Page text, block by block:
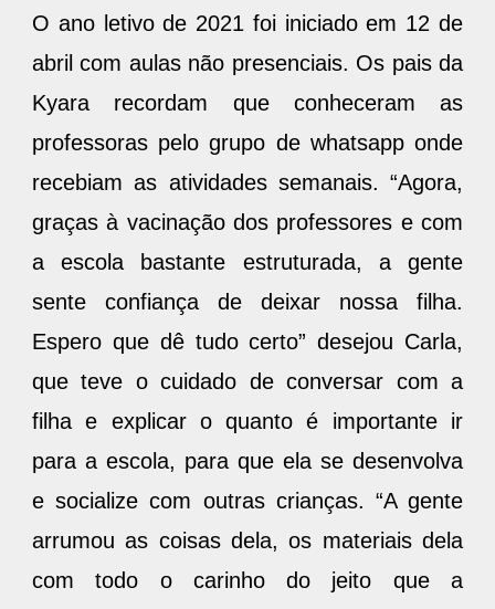
O ano letivo de 2021 foi iniciado em 12 de
abril com aulas não presenciais. Os pais da
Kyara recordam que conheceram as
professoras pelo grupo de whatsapp onde
recebiam as atividades semanais. “Agora,
graças à vacinação dos professores e com
a escola bastante estruturada, a gente
sente confiança de deixar nossa filha.
Espero que dê tudo certo” desejou Carla,
que teve o cuidado de conversar com a
filha e explicar o quanto é importante ir
para a escola, para que ela se desenvolva
e socialize com outras crianças. “A gente
arrumou as coisas dela, os materiais dela
com todo o carinho do jeito que a